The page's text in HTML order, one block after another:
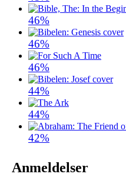
46%
46%
46%
44%
44%
42%
Anmeldelser